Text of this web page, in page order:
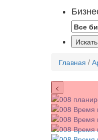
Главная /
<